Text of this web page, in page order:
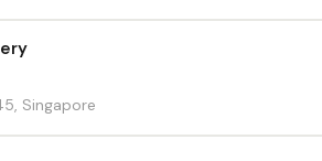
Singapore